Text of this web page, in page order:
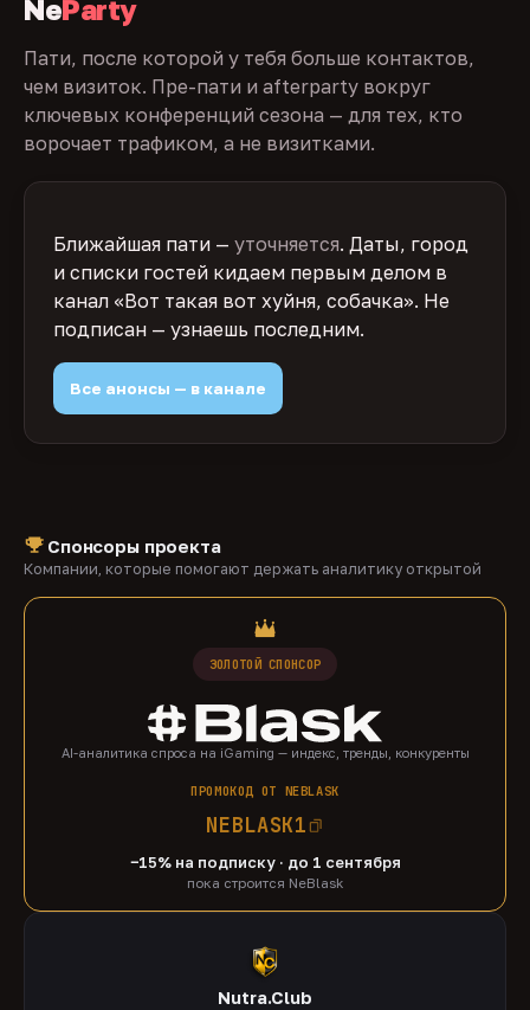
NeParty
Пати, после которой у тебя больше контактов,
чем визиток. Пре-пати и afterparty вокруг
ключевых конференций сезона — для тех, кто
ворочает трафиком, а не визитками.
Ближайшая пати — уточняется. Даты, город
и списки гостей кидаем первым делом в
канал «Вот такая вот хуйня, собачка». Не
подписан — узнаешь последним.
Все анонсы — в канале
Спонсоры проекта
Компании, которые помогают держать аналитику открытой
ЗОЛОТОЙ СПОНСОР
AI-аналитика спроса на iGaming — индекс, тренды, конкуренты
ПРОМОКОД ОТ NEBLASK
NEBLASK1
−15% на подписку · до 1 сентября
пока строится NeBlask
Nutra.Club